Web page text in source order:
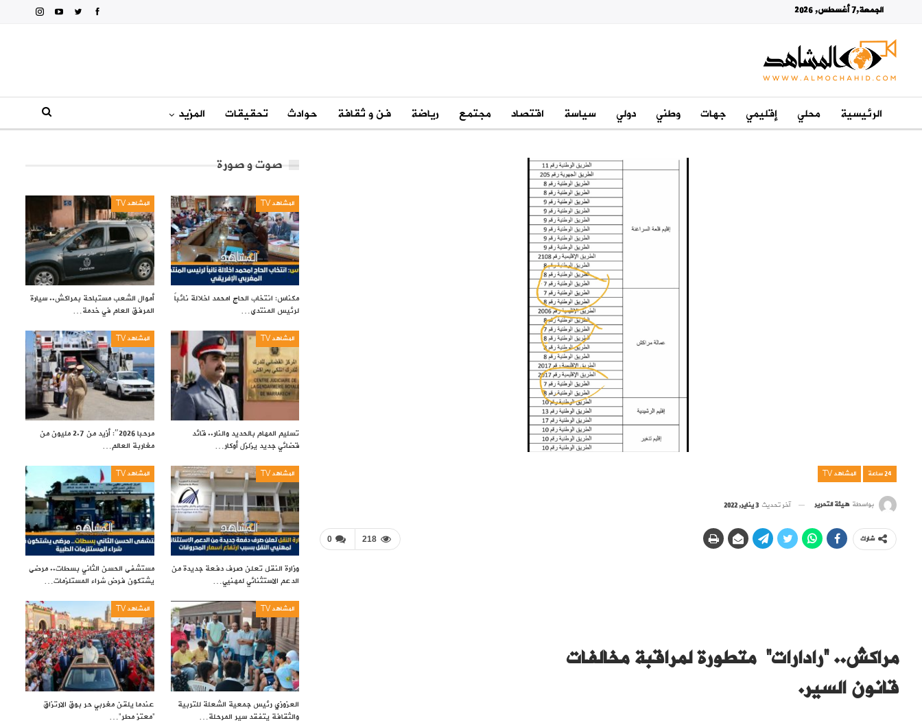
الجمعة,7 أغسطس, 2026
الرئيسية محلي إقليمي جهات وطني دولي سياسة اقتصاد مجتمع رياضة فن و ثقافة حوادث تحقيقات المزيد
24 ساعة المشاهد TV
بواسطة هيئة التحرير آخر تحديث 3 يناير, 2022
0 218 شارك
مراكش.. “رادارات” متطورة لمراقبة مخالفات
قانون السير.
صوت و صورة
المشاهد TV
مكناس: انتخاب الحاج امحمد اخلالة نائباً
لرئيس المنتدى…
المشاهد TV
أموال الشعب مستباحة بمراكش.. سيارة
المرفق العام في خدمة…
المشاهد TV
تسليم المهام بالحديد والنار.. قائد
قضائي جديد يزلزل أوكار…
المشاهد TV
مرحبا 2026″: أزيد من 2.7 مليون من
مغاربة العالم…
المشاهد TV
وزارة النقل تعلن صرف دفعة جديدة من
الدعم الاستثنائي لمهنيي…
المشاهد TV
مستشفى الحسن الثاني بسطات.. مرضى
يشتكون فرض شراء المستلزمات…
المشاهد TV
العزوزي رئيس جمعية الشعلة للتربية
والثقافة يتفقد سير المرحلة…
المشاهد TV
عندما يلقن مغربي حر بوق الارتزاق
“معتز مطر”…